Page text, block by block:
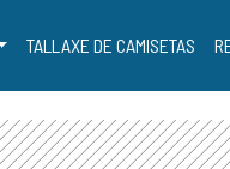
TALLAXE DE CAMISETAS